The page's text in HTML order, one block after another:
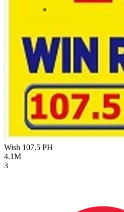
Wish 107.5 PH
4.1M
3